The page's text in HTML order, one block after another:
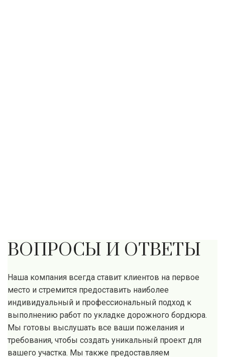
ВОПРОСЫ И ОТВЕТЫ
Наша компания всегда ставит клиентов на первое
место и стремится предоставить наиболее
индивидуальный и профессиональный подход к
выполнению работ по укладке дорожного бордюра.
Мы готовы выслушать все ваши пожелания и
требования, чтобы создать уникальный проект для
вашего участка. Мы также предоставляем